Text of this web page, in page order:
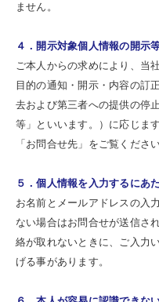
ません。
４．開示対象個人情報の開示
ご本人からの求めにより、当
目的の通知・開示・内容の訂
去および第三者への提供の停
等」といいます。）に応じま
「お問合せ先」をご覧ください
５．個人情報を入力するにあ
お名前とメールアドレスの入
ない場合はお問合せが送信さ
絡が取れないときに、ご入力
げる事があります。